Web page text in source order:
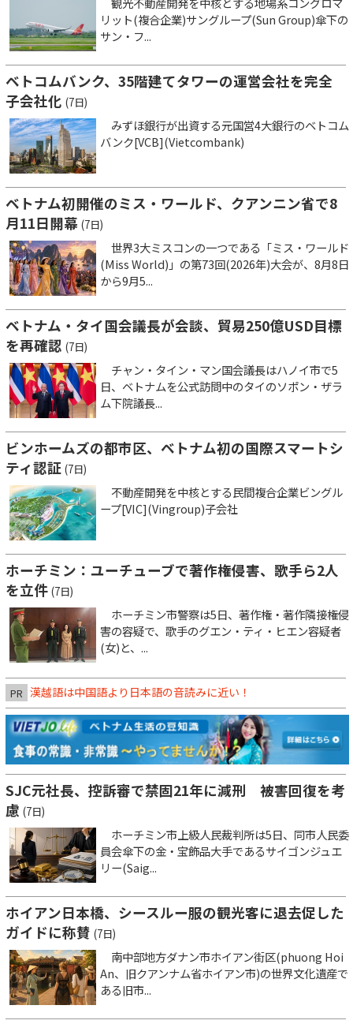
リット(複合企業)サングループ(Sun Group)傘下の
サン・フ...
ベトコムバンク、35階建てタワーの運営会社を完全
子会社化 (7日)
みずほ銀行が出資する元国営4大銀行のベトコム
バンク[VCB](Vietcombank)
ベトナム初開催のミス・ワールド、クアンニン省で8
月11日開幕 (7日)
世界3大ミスコンの一つである「ミス・ワールド
(Miss World)」の第73回(2026年)大会が、8月8日
から9月5...
ベトナム・タイ国会議長が会談、貿易250億USD目標
を再確認 (7日)
チャン・タイン・マン国会議長はハノイ市で5
日、ベトナムを公式訪問中のタイのソポン・ザラ
ム下院議長...
ビンホームズの都市区、ベトナム初の国際スマートシ
ティ認証 (7日)
不動産開発を中核とする民間複合企業ビングル
ープ[VIC](Vingroup)子会社
ホーチミン：ユーチューブで著作権侵害、歌手ら2人
を立件 (7日)
ホーチミン市警察は5日、著作権・著作隣接権侵
害の容疑で、歌手のグエン・ティ・ヒエン容疑者
(女)と、...
PR 漢越語は中国語より日本語の音読みに近い！
SJC元社長、控訴審で禁固21年に減刑 被害回復を考
慮 (7日)
ホーチミン市上級人民裁判所は5日、同市人民委
員会傘下の金・宝飾品大手であるサイゴンジュエ
リー(Saig...
ホイアン日本橋、シースルー服の観光客に退去促した
ガイドに称賛 (7日)
南中部地方ダナン市ホイアン街区(phuong Hoi
An、旧クアンナム省ホイアン市)の世界文化遺産で
ある旧市...